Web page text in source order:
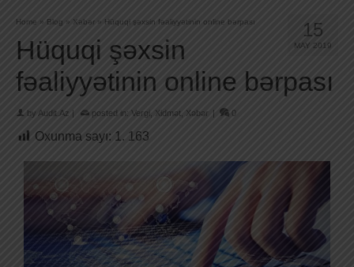
15
MAY 2019
Home » Blog » Xəbər » Hüquqi şəxsin fəaliyyətinin online bərpası
Hüquqi şəxsin
fəaliyyətinin online bərpası
by Audit.Az | posted in: Vergi Xidmət Xəbər | 0
Oxunma sayı: 1. 163